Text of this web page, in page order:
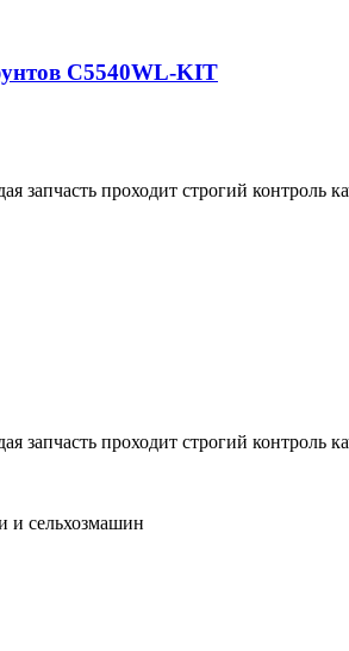
C5540WL-KIT
проходит строгий контроль
проходит строгий контроль
и сельхозмашин